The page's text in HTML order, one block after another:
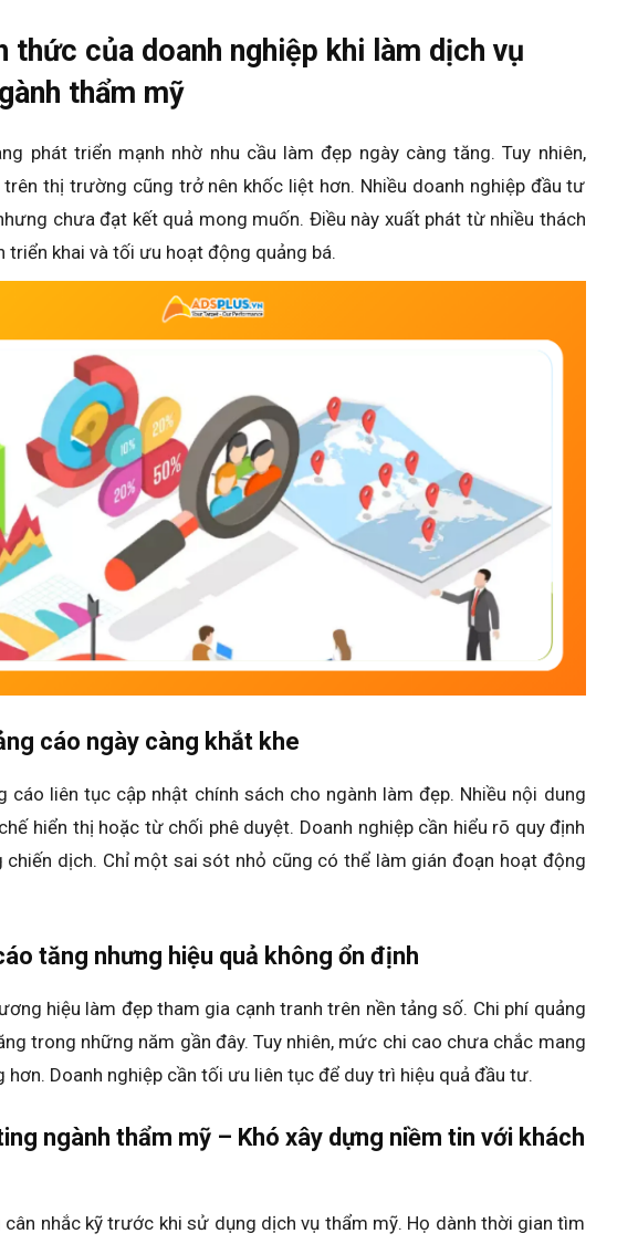
thức của doanh nghiệp khi làm dịch vụ
thẩm mỹ
phát triển mạnh nhờ nhu cầu làm đẹp ngày càng tăng. Tuy nhiên,
thị trường cũng trở nên khốc liệt hơn. Nhiều doanh nghiệp đầu tư
chưa đạt kết quả mong muốn. Điều này xuất phát từ nhiều thách
khai và tối ưu hoạt động quảng bá.
cáo ngày càng khắt khe
cáo liên tục cập nhật chính sách cho ngành làm đẹp. Nhiều nội dung
hiển thị hoặc từ chối phê duyệt. Doanh nghiệp cần hiểu rõ quy định
chiến dịch. Chỉ một sai sót nhỏ cũng có thể làm gián đoạn hoạt động
tăng nhưng hiệu quả không ổn định
hiệu làm đẹp tham gia cạnh tranh trên nền tảng số. Chi phí quảng
trong những năm gần đây. Tuy nhiên, mức chi cao chưa chắc mang
hơn. Doanh nghiệp cần tối ưu liên tục để duy trì hiệu quả đầu tư.
ngành thẩm mỹ – Khó xây dựng niềm tin với khách
cân nhắc kỹ trước khi sử dụng dịch vụ thẩm mỹ. Họ dành thời gian tìm